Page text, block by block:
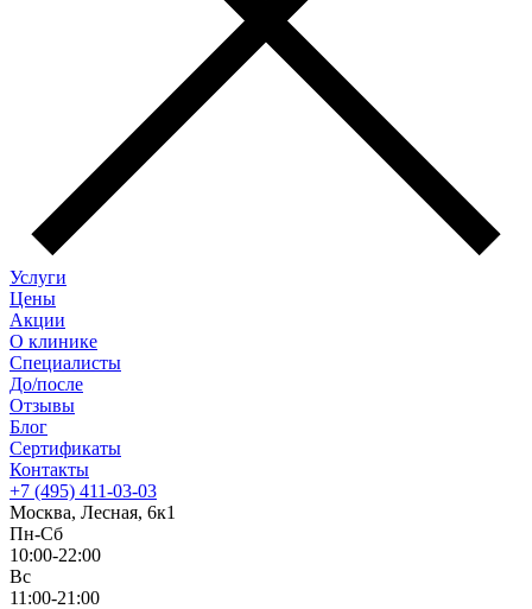
Услуги
Цены
Акции
О клинике
Специалисты
До/после
Отзывы
Блог
Сертификаты
Контакты
+7 (495) 411-03-03
Москва, Лесная, 6к1
Пн-Сб
10:00-22:00
Вс
11:00-21:00